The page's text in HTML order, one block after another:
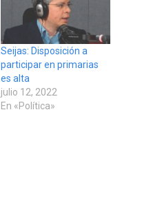
Seijas: Disposición a
participar en primarias
es alta
julio 12, 2022
En «Política»